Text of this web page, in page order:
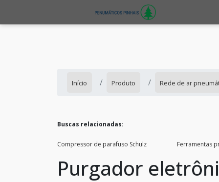
Início Produto Rede de ar
Buscas relacionadas:
Compressor de parafuso Schulz Ferramentas
Purgador